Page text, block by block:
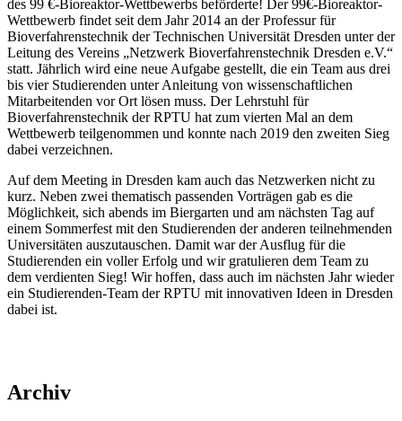
des 99 €-Bioreaktor-Wettbewerbs beförderte! Der 99€-Bioreaktor-
Wettbewerb findet seit dem Jahr 2014 an der Professur für
Bioverfahrenstechnik der Technischen Universität Dresden unter der
Leitung des Vereins „Netzwerk Bioverfahrenstechnik Dresden e.V.“
statt. Jährlich wird eine neue Aufgabe gestellt, die ein Team aus drei
bis vier Studierenden unter Anleitung von wissenschaftlichen
Mitarbeitenden vor Ort lösen muss. Der Lehrstuhl für
Bioverfahrenstechnik der RPTU hat zum vierten Mal an dem
Wettbewerb teilgenommen und konnte nach 2019 den zweiten Sieg
dabei verzeichnen.
Auf dem Meeting in Dresden kam auch das Netzwerken nicht zu
kurz. Neben zwei thematisch passenden Vorträgen gab es die
Möglichkeit, sich abends im Biergarten und am nächsten Tag auf
einem Sommerfest mit den Studierenden der anderen teilnehmenden
Universitäten auszutauschen. Damit war der Ausflug für die
Studierenden ein voller Erfolg und wir gratulieren dem Team zu
dem verdienten Sieg! Wir hoffen, dass auch im nächsten Jahr wieder
ein Studierenden-Team der RPTU mit innovativen Ideen in Dresden
dabei ist.
Archiv